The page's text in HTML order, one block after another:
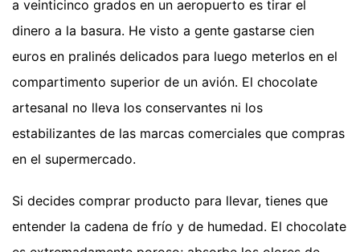
a veinticinco grados en un aeropuerto es tirar el
dinero a la basura. He visto a gente gastarse cien
euros en pralinés delicados para luego meterlos en el
compartimento superior de un avión. El chocolate
artesanal no lleva los conservantes ni los
estabilizantes de las marcas comerciales que compras
en el supermercado.
Si decides comprar producto para llevar, tienes que
entender la cadena de frío y de humedad. El chocolate